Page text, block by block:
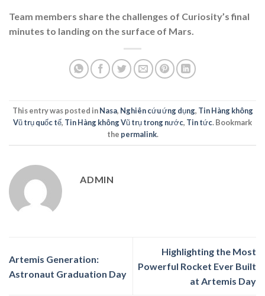
Team members share the challenges of Curiosity’s final
minutes to landing on the surface of Mars.
This entry was posted inNasa, Nghiên cứu ứng dụng, Tin Hàng không
Vũ trụ quốc tế, Tin Hàng không Vũ trụ trong nước, Tin tức. Bookmark
the permalink.
ADMIN
Artemis Generation:
Astronaut Graduation Day
Highlighting the Most
Powerful Rocket Ever Built
at Artemis Day